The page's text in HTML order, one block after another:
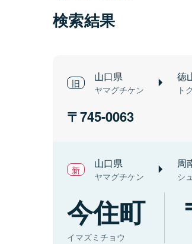
検索結果
山口県
ヤマグチケン
徳
ト
745-0063
山口県
ヤマグチケン
周
シ
今住町
イマズミチョウ